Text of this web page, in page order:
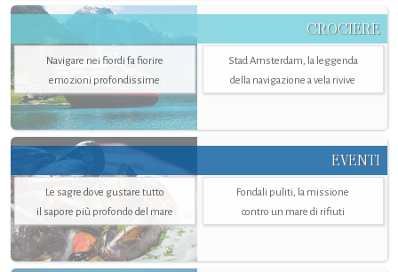
CROCIERE
Navigare nei fiordi fa fiorire
emozioni profondissime
Stad Amsterdam, la leggenda
della navigazione a vela rivive
EVENTI
Le sagre dove gustare tutto
il sapore più profondo del mare
Fondali puliti, la missione
contro un mare di rifiuti